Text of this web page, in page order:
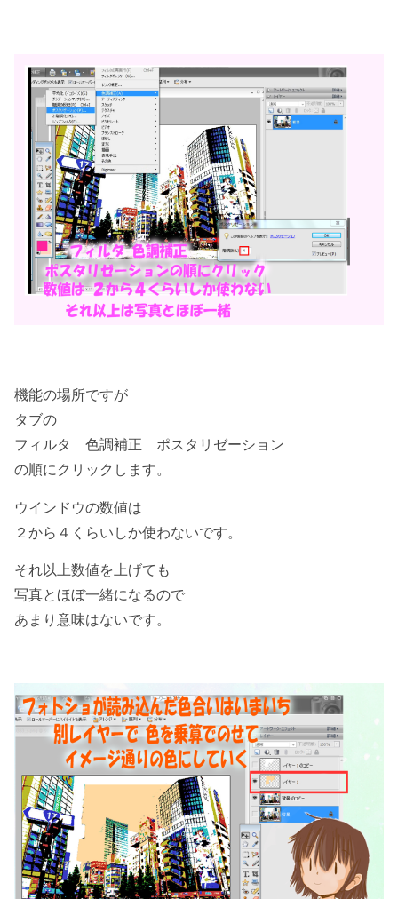
機能の場所ですが
タブの
フィルタ 色調補正 ポスタリゼーション
の順にクリックします。
ウインドウの数値は
２から４くらいしか使わないです。
それ以上数値を上げても
写真とほぼ一緒になるので
あまり意味はないです。